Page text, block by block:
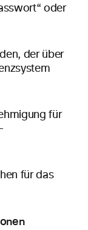
oder
der über
für
für das